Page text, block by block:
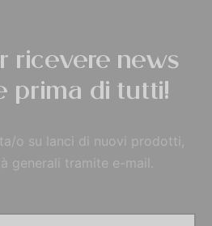
ricevere news
prima di tutti!
o su lanci di nuovi prodotti,
generali tramite e-mail.